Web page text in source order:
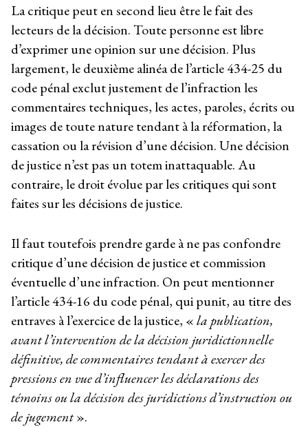
La critique peut en second lieu être le fait des
lecteurs de la décision. Toute personne est libre
d’exprimer une opinion sur une décision. Plus
largement, le deuxième alinéa de l’article 434-25 du
code pénal exclut justement de l’infraction les
commentaires techniques, les actes, paroles, écrits ou
images de toute nature tendant à la réformation, la
cassation ou la révision d’une décision. Une décision
de justice n’est pas un totem inattaquable. Au
contraire, le droit évolue par les critiques qui sont
faites sur les décisions de justice.
Il faut toutefois prendre garde à ne pas confondre
critique d’une décision de justice et commission
éventuelle d’une infraction. On peut mentionner
l’article 434-16 du code pénal, qui punit, au titre des
entraves à l’exercice de la justice, «la publication,
avant l’intervention de la décision juridictionnelle
définitive, de commentaires tendant à exercer des
pressions en vue d’influencer les déclarations des
témoins ou la décision des juridictions d’instruction ou
de jugement».